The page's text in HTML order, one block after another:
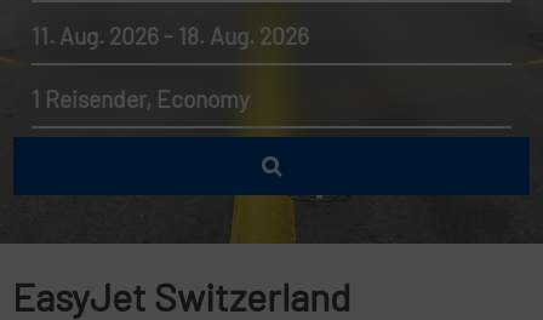
11. Aug. 2026 - 18. Aug. 2026
1 Reisender, Economy
EasyJet Switzerland